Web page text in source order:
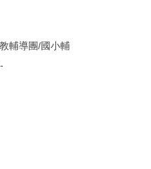
輔導團/國小輔